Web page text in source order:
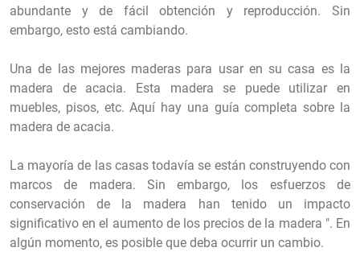
abundante y de fácil obtención y reproducción. Sin
embargo, esto está cambiando.
Una de las mejores maderas para usar en su casa es la
madera de acacia. Esta madera se puede utilizar en
muebles, pisos, etc. Aquí hay una guía completa sobre la
madera de acacia.
La mayoría de las casas todavía se están construyendo con
marcos de madera. Sin embargo, los esfuerzos de
conservación de la madera han tenido un impacto
significativo en el aumento de los precios de la madera ". En
algún momento, es posible que deba ocurrir un cambio.